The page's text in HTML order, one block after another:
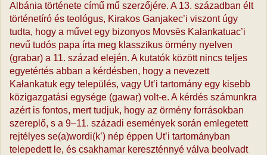
Albánia története című mű szerzőjére. A 13. században élt
történetíró és teológus, Kirakos Ganjakec’i viszont úgy
tudta, hogy a művet egy bizonyos Movsēs Kałankatuac’i
nevű tudós papa írta meg klasszikus örmény nyelven
(grabar) a 11. század elején. A kutatók között nincs teljes
egyetértés abban a kérdésben, hogy a nevezett
Kałankatuk egy település, vagy Ut’i tartomány egy kisebb
közigazgatási egysége (gawaŗ) volt-e. A kérdés számunkra
azért is fontos, mert tudjuk, hogy az örmény forrásokban
szereplő, s a 9–11. századi események során emlegetett
rejtélyes se(a)wordi(k’) nép éppen Ut’i tartományban
telepedett le, és csakhamar kereszténnyé válva beolvadt